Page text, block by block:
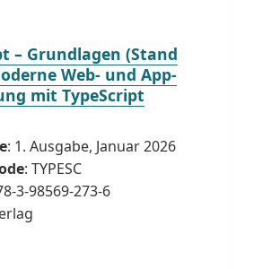
– Grundlagen (Stand
Web- und App-
mit TypeScript
: 1. Ausgabe, Januar 2026
: TYPESC
3-98569-273-6